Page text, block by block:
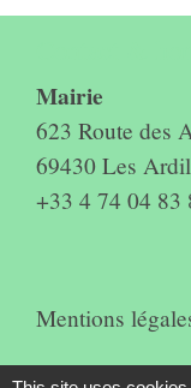
Mairie
623 Route des
69430 Les
+33 4 74 04 83
Mentions
Accessibilité -